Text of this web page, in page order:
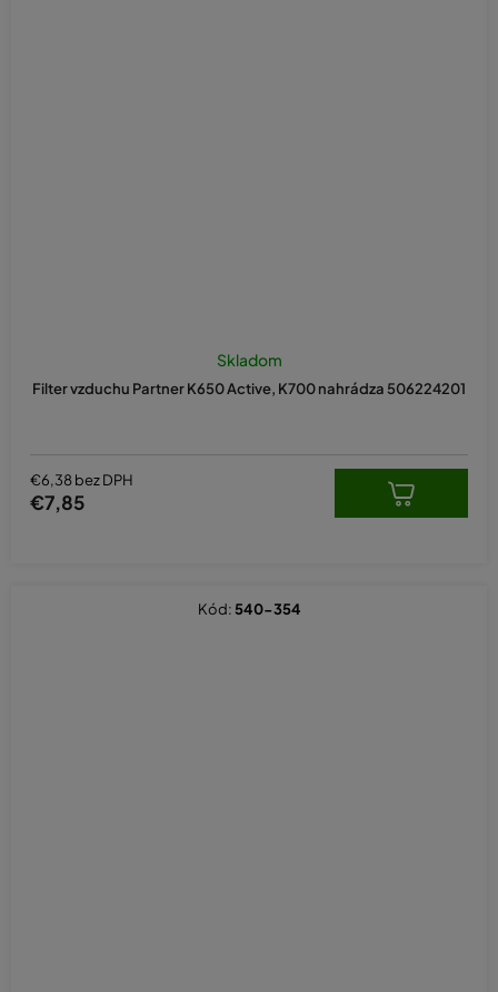
Filter vzduchu Partner K650 Active, K700 nahrádza 506224201
Skladom
€6,38 bez DPH
€7,85
Kód: 540-354